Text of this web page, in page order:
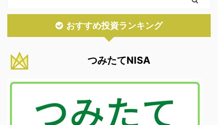
おすすめ投資ランキング
つみたてNISA